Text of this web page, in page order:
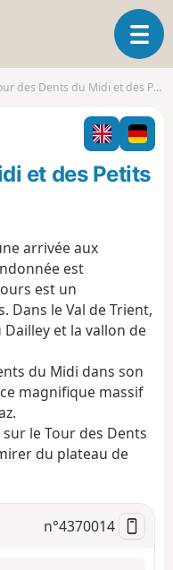
O
u
i
r
l
a
t
i
des Dents du Midi et des Petits Perrons
et des Petits
arrivée aux
est
est un
Dans le Val de Trient,
et la vallon de
du Midi dans son
magnifique massif
le Tour des Dents
du plateau de
n°4370014